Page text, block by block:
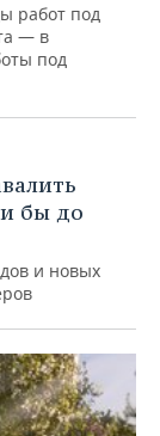
работ под
— в
под
бы до
и новых